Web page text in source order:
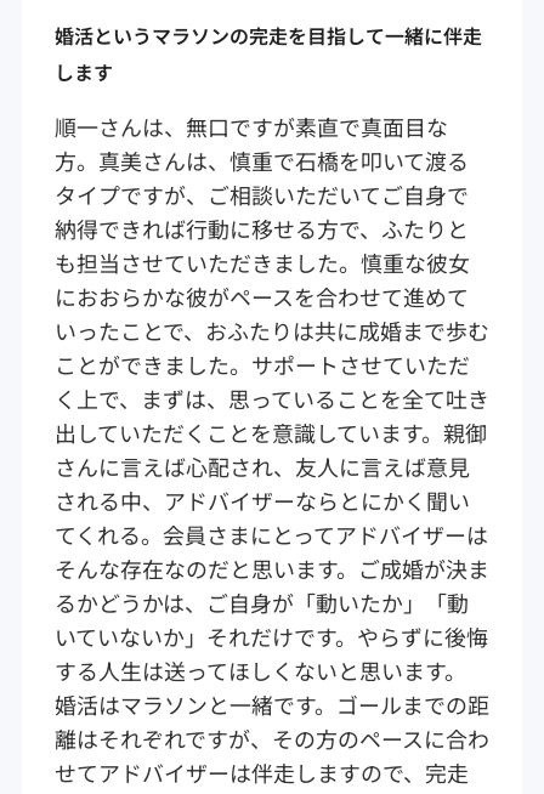
婚活というマラソンの完走を目指して一緒に伴走
します
順一さんは、無口ですが素直で真面目な
方。真美さんは、慎重で石橋を叩いて渡る
タイプですが、ご相談いただいてご自身で
納得できれば行動に移せる方で、ふたりと
も担当させていただきました。慎重な彼女
におおらかな彼がペースを合わせて進めて
いったことで、おふたりは共に成婚まで歩む
ことができました。サポートさせていただ
く上で、まずは、思っていることを全て吐き
出していただくことを意識しています。親御
さんに言えば心配され、友人に言えば意見
される中、アドバイザーならとにかく聞い
てくれる。会員さまにとってアドバイザーは
そんな存在なのだと思います。ご成婚が決ま
るかどうかは、ご自身が「動いたか」「動
いていないか」それだけです。やらずに後悔
する人生は送ってほしくないと思います。
婚活はマラソンと一緒です。ゴールまでの距
離はそれぞれですが、その方のペースに合わ
せてアドバイザーは伴走しますので、完走